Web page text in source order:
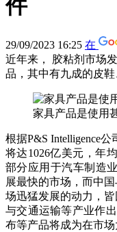
件
29/09/2023 16:25 在
近年来， 胶粘剂市场
品，其中有九成的皮鞋
家具产品是使用
根据P&S Intelligence
将达1026亿美元，年
部分应用于汽车制造
展最快的市场，而中
场迅猛发展的动力，
与交通运输等产业作
布等产品将成为在市